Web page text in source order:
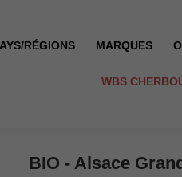
RÉGIONS MARQUES
WBS
BIO - Alsace